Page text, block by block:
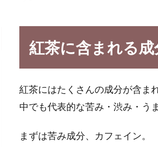
紅茶に含まれる
紅茶にはたくさんの成分が含ま
中でも代表的な苦み・渋み・う
まずは苦み成分、カフェイン。